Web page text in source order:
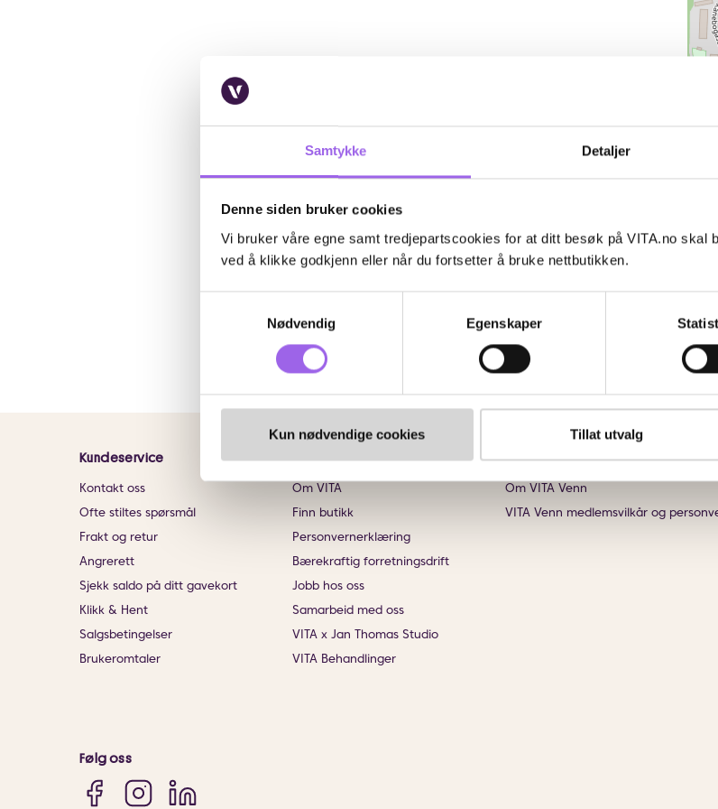
Samtykke Detaljer
Denne siden bruker cookies
Vi bruker våre egne samt tredjepartscookies for at ditt besøk på VITA.no skal
ved å klikke godkjenn eller når du fortsetter å bruke nettbutikken.
Nødvendig
Egenskaper
Kun nødvendige cookies Tillat utvalg
E-
Kundeservice
Kontakt oss
Ofte stiltes spørsmål
Frakt og retur
Angrerett
Sjekk saldo på ditt gavekort
Klikk & Hent
Salgsbetingelser
Brukeromtaler
Informasjon
Om VITA
Finn butikk
Personvernerklæring
Bærekraftig forretningsdrift
Jobb hos oss
Samarbeid med oss
VITA x Jan Thomas Studio
VITA Behandlinger
VITA Venn
Om VITA Venn
VITA Venn medlemsvilkår og
Følg oss